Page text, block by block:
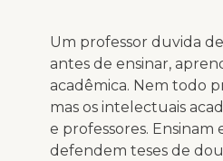
Um professor duvida
antes de ensinar,
acadêmica. Nem todo
mas os intelectuais
e professores. Ensinam
defendem teses de